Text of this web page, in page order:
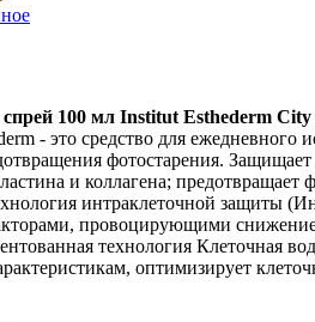
100 мл Institut Esthederm
- это средство для ежедневного
фотостарения.
и коллагена;
интраклеточной
провоцирующими
технология Клеточная
оптимизирует